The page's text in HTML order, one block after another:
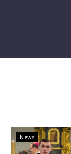
News